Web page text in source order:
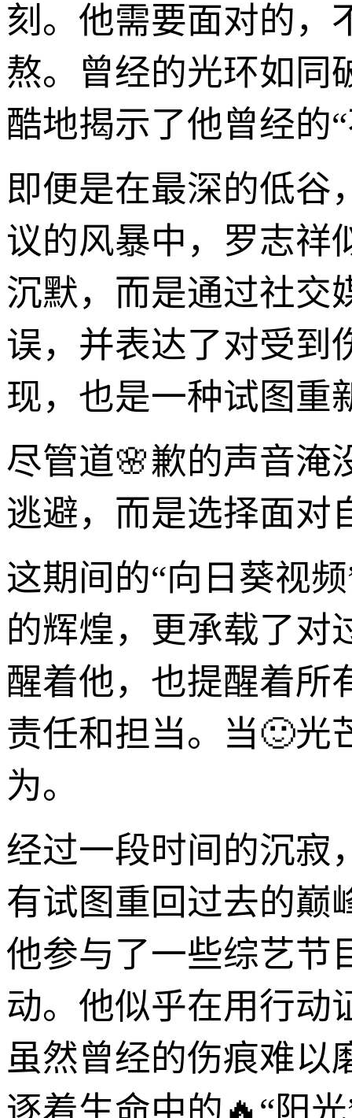
刻。他需要面对的，
熬。曾经的光环如同
酷地揭示了他曾经的
即便是在最深的低谷
议的风暴中，罗志祥
沉默，而是通过社交
误，并表达了对受到
现，也是一种试图重
尽管道🌸歉的声音淹
逃避，而是选择面对
这期间的“向日葵视
的辉煌，更承载了对
醒着他，也提醒着所
责任和担当。当🙂光
为。
经过一段时间的沉寂
有试图重回过去的巅
他参与了一些综艺节
动。他似乎在用行动
虽然曾经的伤痕难以